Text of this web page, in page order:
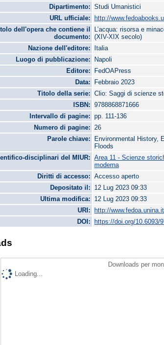
Dipartimento:
Studi Umanistici
URL ufficiale:
http://
dell'opera che contiene il
documento:
L’acqua: risorsa e
(XIV-XIX secolo)
Nazione dell'editore:
Italia
Luogo di pubblicazione:
Napoli
Editore:
FedOAPress
Data:
Febbraio 2023
Titolo della serie:
Clio: Saggi di scienze
ISBN:
9788868871666
Intervallo di pagine:
pp. 111-136
Numero di pagine:
26
Parole chiave:
Environmental History,
Floods
disciplinari del MIUR:
Area 11 - Scienze
moderna
Diritti di accesso:
Accesso aperto
Depositato il:
12 Lug 2023 09:33
Ultima modifica:
12 Lug 2023 09:33
URI:
http://
DOI:
https://doi.org/10.6093/
Downloads per
Loading...